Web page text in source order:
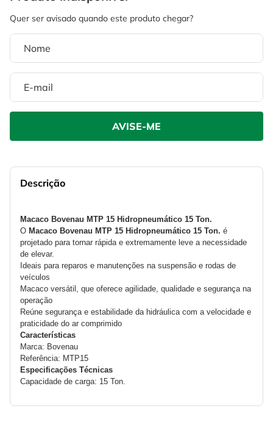
Descrição
Macaco Bovenau MTP 15 Hidropneumático 15 Ton.
O Macaco Bovenau MTP 15 Hidropneumático 15 Ton. é
projetado para tornar rápida e extremamente leve a necessidade
de elevar.
Ideais para reparos e manutenções na suspensão e rodas de
veículos
Macaco versátil, que oferece agilidade, qualidade e segurança na
operação
Reúne segurança e estabilidade da hidráulica com a velocidade e
praticidade do ar comprimido
Características
Marca: Bovenau
Referência: MTP15
Especificações Técnicas
Capacidade de carga: 15 Ton.
8º disco corte
10º luva
º escada
fio
º serra copo
º